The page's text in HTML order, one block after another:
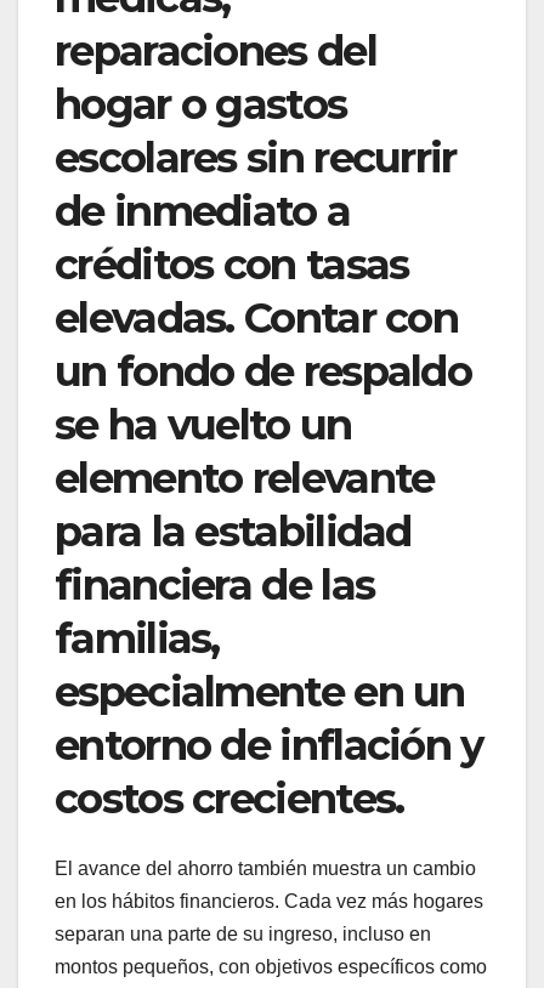
reparaciones del
hogar o gastos
escolares sin recurrir
de inmediato a
créditos con tasas
elevadas. Contar con
un fondo de respaldo
se ha vuelto un
elemento relevante
para la estabilidad
financiera de las
familias,
especialmente en un
entorno de inflación y
costos crecientes.
El avance del ahorro también muestra un cambio
en los hábitos financieros. Cada vez más hogares
separan una parte de su ingreso, incluso en
montos pequeños, con objetivos específicos como